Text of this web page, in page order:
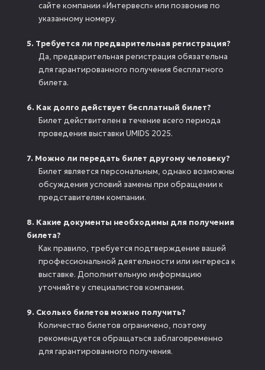
сайте компании «Интервесп» или позвонив по
указанному номеру.
5. Требуется ли предварительная регистрация?
Да, предварительная регистрация обязательна
для гарантированного получения бесплатного
билета.
6. Как долго действует бесплатный билет?
Билет действителен в течение всего периода
проведения выставки UMIDS 2025.
7. Можно ли передать билет другому человеку?
Билет является персональным, однако возможны
обсуждения условий замены при обращении к
представителям компании.
8. Какие документы необходимы для получения
билета?
Как правило, требуется подтверждение вашей
профессиональной деятельности или интереса к
выставке. Дополнительную информацию
уточняйте у специалистов компании.
9. Сколько билетов можно получить?
Количество билетов ограничено, поэтому
рекомендуется обращаться заблаговременно
для гарантированного получения.